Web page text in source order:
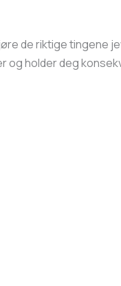
de riktige tingene
holder deg